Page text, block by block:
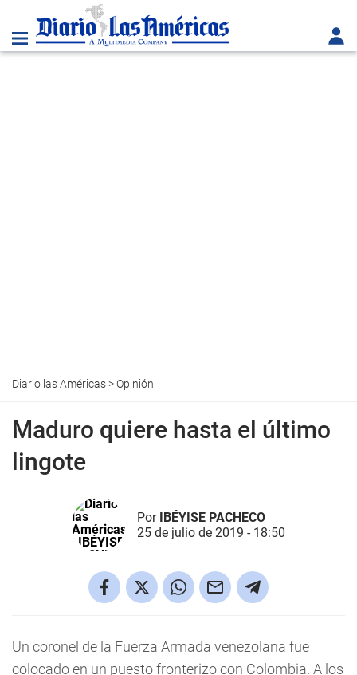
Diario las Américas>Opinión
Maduro quiere hasta el último
lingote
Por IBÉYISE PACHECO
25 de julio de 2019 - 18:50
Un coronel de la Fuerza Armada venezolana fue
colocado en un puesto fronterizo con Colombia. A los